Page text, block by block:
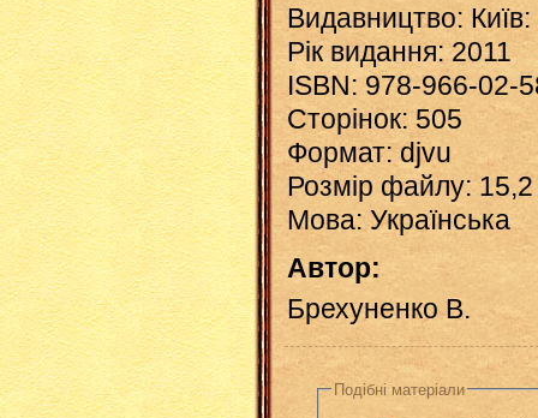
Видавництво: Київ:
Рік видання: 2011
ISBN: 978-966-02-
Сторінок: 505
Формат: djvu
Розмір файлу:
Мова: Українська
Автор:
Брехуненко В.
Подібні матеріали